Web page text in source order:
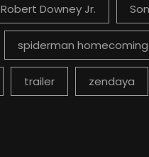
Robert Downey Jr.
spiderman homecoming
trailer zendaya